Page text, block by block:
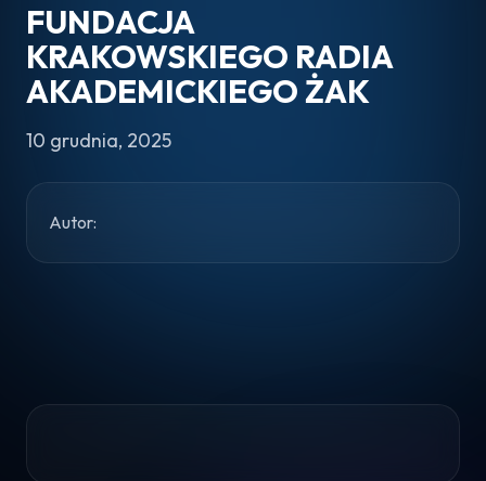
FUNDACJA
KRAKOWSKIEGO RADIA
AKADEMICKIEGO ŻAK
10 grudnia, 2025
Autor: